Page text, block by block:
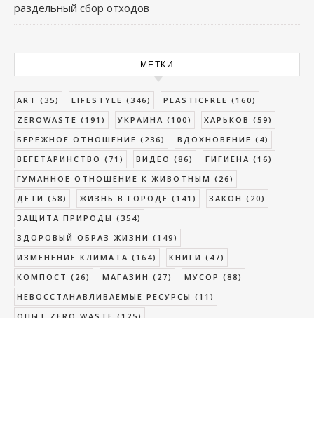
раздельный сбор отходов
МЕТКИ
ART (35) LIFESTYLE (346) PLASTICFREE (160)
ZEROWASTE (191) УКРАИНА (100) ХАРЬКОВ (59)
БЕРЕЖНОЕ ОТНОШЕНИЕ (236) ВДОХНОВЕНИЕ (4)
ВЕГЕТАРИНСТВО (71) ВИДЕО (86) ГИГИЕНА (16)
ГУМАННОЕ ОТНОШЕНИЕ К ЖИВОТНЫМ (26)
ДЕТИ (58) ЖИЗНЬ В ГОРОДЕ (141) ЗАКОН (20)
ЗАЩИТА ПРИРОДЫ (354)
ЗДОРОВЫЙ ОБРАЗ ЖИЗНИ (149)
ИЗМЕНЕНИЕ КЛИМАТА (164) КНИГИ (47)
КОМПОСТ (26) МАГАЗИН (27) МУСОР (88)
НЕВОССТАНАВЛИВАЕМЫЕ РЕСУРСЫ (11)
ОПЫТ ZERO WASTE (125)